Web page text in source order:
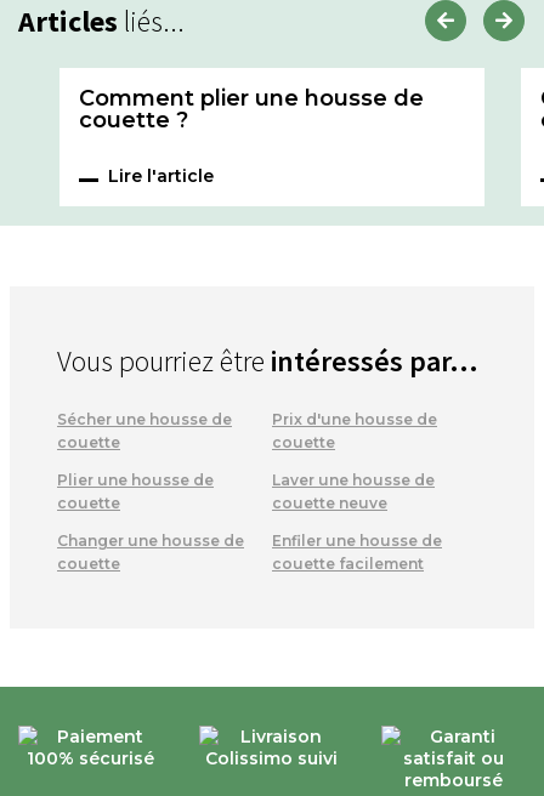
Articles liés...
Comment plier une housse de
couette ?
Lire l'article
Vous pourriez être intéressés par...
Sécher une housse de
couette
Prix d'une housse de
couette
Plier une housse de
couette
Laver une housse de
couette neuve
Changer une housse de
couette
Enfiler une housse de
couette facilement